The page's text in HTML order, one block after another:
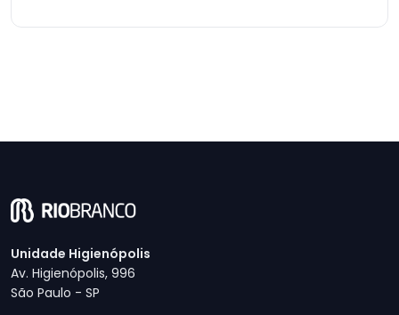
Unidade Higienópolis
Av. Higienópolis, 996
São Paulo - SP